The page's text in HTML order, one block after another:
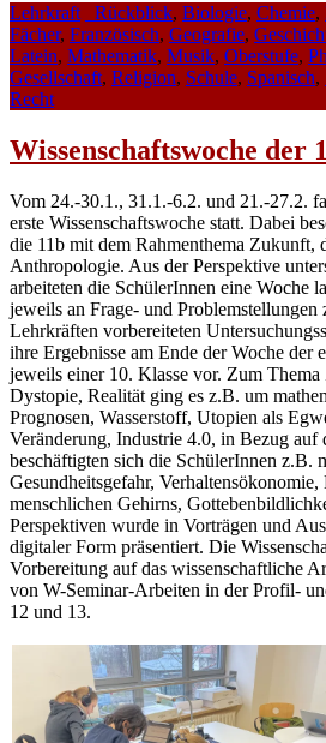
Lehrkraft _Rückblick, Biologie, Chemie,
Fächer, Französisch, Geografie,
Latein, Mathematik, Musik, Oberstufe,
Gesellschaft, Religion, Schule, Spanisch,
Recht
Wissenschaftswoche der
Vom 24.-30.1., 31.1.-6.2. und 21.-27.2.
erste Wissenschaftswoche statt. Dabei
die 11b mit dem Rahmenthema Zukunft,
Anthropologie. Aus der Perspektive
arbeiteten die SchülerInnen eine Woche
jeweils an Frage- und Problemstellungen
Lehrkräften vorbereiteten
ihre Ergebnisse am Ende der Woche der
jeweils einer 10. Klasse vor. Zum
Dystopie, Realität ging es z.B. um
Prognosen, Wasserstoff, Utopien als
Veränderung, Industrie 4.0, in Bezug
beschäftigten sich die SchülerInnen z.B.
Gesundheitsgefahr,
menschlichen Gehirns,
Perspektiven wurde in Vorträgen und
digitaler Form präsentiert. Die
Vorbereitung auf das wissenschaftliche
von W-Seminar-Arbeiten in der Profil-
12 und 13.